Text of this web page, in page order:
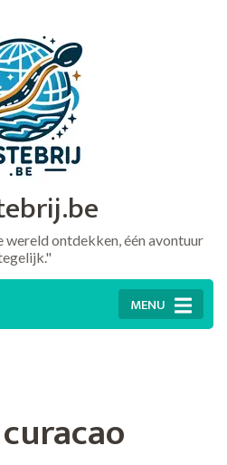
wereld ontdekken, één avontuur
MENU
curacao